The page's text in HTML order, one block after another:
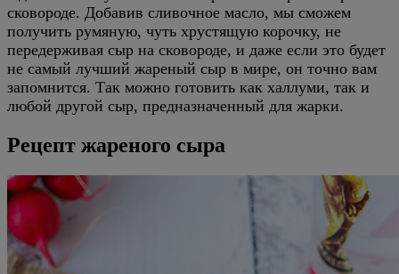
сковороде. Добавив сливочное масло, мы сможем
получить румяную, чуть хрустящую корочку, не
передерживая сыр на сковороде, и даже если это будет
не самый лучший жареный сыр в мире, он точно вам
запомнится. Так можно готовить как халлуми, так и
любой другой сыр, предназначенный для жарки.
Рецепт жареного сыра